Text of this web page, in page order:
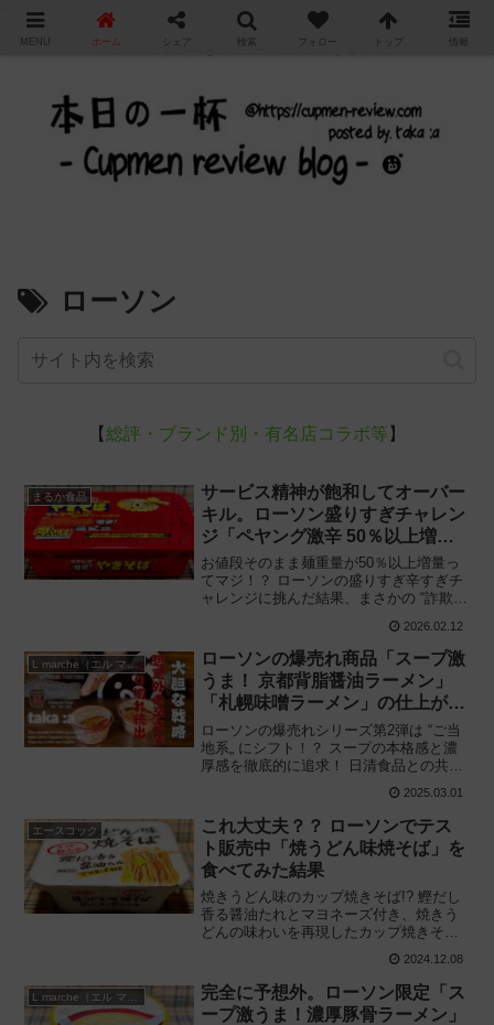
カップ麺の新商品をレビュー / アレンジするブログ
ローソン
【総評・ブランド別・有名店コラボ等 】
まるか食品
サービス精神が飽和してオーバー
キル。ローソン盛りすぎチャレン
ジ「ペヤング激辛 50％以上増
量」が “逆詐欺の極致„ だった件
お値段そのまま麺重量が50％以上増量っ
てマジ！？ ローソンの盛りすぎ辛すぎチ
ャレンジに挑んだ結果、まさかの “詐欺„
激辛やきそば 50％以上増量」を食べてみ
た感想と評価・レビューです。
2026.02.12
ローソンの爆売れ商品「スープ激
うま！ 京都背脂醤油ラーメン」
「札幌味噌ラーメン」の仕上がり
が意外だった件
ローソンの爆売れシリーズ第2弾は “ご当
地系„ にシフト！？ スープの本格感と濃
厚感を徹底的に追求！ 日清食品との共同
ラーメン」及び「同 札幌味噌ラーメン」
を食べてみた感想と評価・レビューで
す。
2025.03.01
エースコック
これ大丈夫？？ ローソンでテス
ト販売中「焼うどん味焼そば」を
食べてみた結果
焼きうどん味のカップ焼きそば!? 鰹だし
香る醤油たれとマヨネーズ付き、焼きう
どんの味わいを再現したカップ焼きそば
コックと共同開発「焼うどん味焼そば」
を食べてみた感想と評価・レビューで
す。
2024.12.08
完全に予想外。ローソン限定「ス
ープ激うま！濃厚豚骨ラーメン」
MENU ホーム シェア 検索 フォロー トップ 情報